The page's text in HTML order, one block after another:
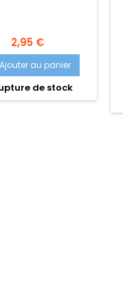
Prix
2,95 €
Ajouter au panier
de stock